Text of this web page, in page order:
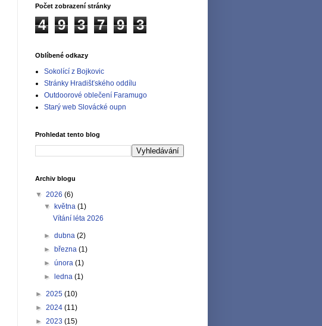
Počet zobrazení stránky
4 9 3 7 9 3
Oblíbené odkazy
Sokolící z Bojkovic
Stránky Hradišťského oddílu
Outdoorové oblečení Faramugo
Starý web Slovácké oupn
Prohledat tento blog
Archiv blogu
▼ 2026 (6)
▼května(1)
Vítání léta 2026
►dubna(2)
►března(1)
►února(1)
►ledna(1)
► 2025 (10)
► 2024 (11)
► 2023 (15)